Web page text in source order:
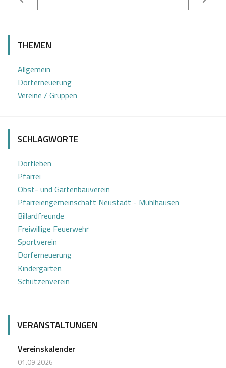
2
4
a
t
THEMEN
Allgemein
Dorferneuerung
Vereine / Gruppen
SCHLAGWORTE
Dorfleben
Pfarrei
Obst- und Gartenbauverein
Pfarreiengemeinschaft Neustadt - Mühlhausen
Billardfreunde
Freiwillige Feuerwehr
Sportverein
Dorferneuerung
Kindergarten
Schützenverein
VERANSTALTUNGEN
Vereinskalender
01.09 2026